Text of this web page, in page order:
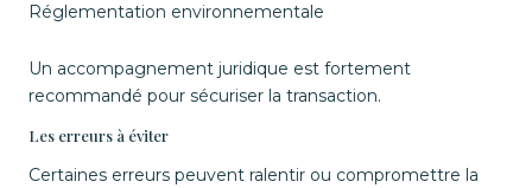
Réglementation environnementale
Un accompagnement juridique est fortement
recommandé pour sécuriser la transaction.
Les erreurs à éviter
Certaines erreurs peuvent ralentir ou compromettre la